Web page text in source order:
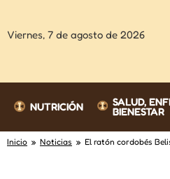
Viernes, 7 de agosto de 2026
NUTRICIÓN SALUD,
BIENESTAR
Inicio » Noticias » El ratón cordobés